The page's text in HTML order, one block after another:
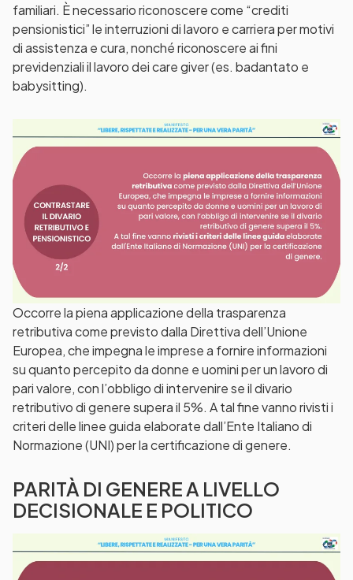
familiari. È necessario riconoscere come “crediti
pensionistici” le interruzioni di lavoro e carriera per motivi
di assistenza e cura, nonché riconoscere ai fini
previdenziali il lavoro dei care giver (es. badantato e
babysitting).
Occorre la piena applicazione della trasparenza
retributiva come previsto dalla Direttiva dell’Unione
Europea, che impegna le imprese a fornire informazioni
su quanto percepito da donne e uomini per un lavoro di
pari valore, con l’obbligo di intervenire se il divario
retributivo di genere supera il 5%. A tal fine vanno rivisti i
criteri delle linee guida elaborate dall’Ente Italiano di
Normazione (UNI) per la certificazione di genere.
PARITÀ DI GENERE A LIVELLO
DECISIONALE E POLITICO